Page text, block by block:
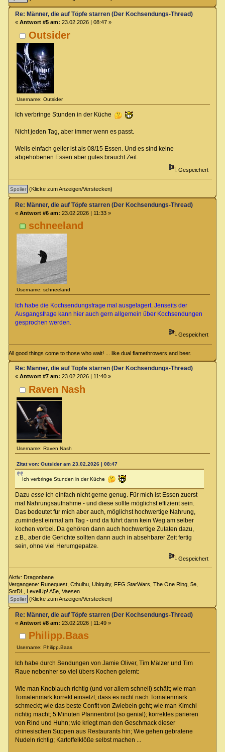
Outsider
Username: Outsider
Re: Männer, die auf Töpfe starren (Der Kochsendungs-Thread)
« Antwort #5 am: 23.02.2026 | 08:47 »
Ich verbringe Stunden in der Küche
Nicht jeden Tag, aber immer wenn es passt.
Weils einfach geiler ist als 08/15 Essen. Und es sind keine
abgehobenen Essen aber gutes braucht Zeit.
Gespeichert
(Klicke zum Anzeigen/Verstecken)
schneeland
Username: schneeland
Re: Männer, die auf Töpfe starren (Der Kochsendungs-Thread)
« Antwort #6 am: 23.02.2026 | 11:33 »
Ich habe die Kochsendungsfrage mal ausgelagert. Jenseits der
Ausgangsfrage kann hier auch gern allgemein über Kochsendungen
gesprochen werden.
Gespeichert
All good things come to those who wait! ... like dual flamethrowers and beer.
Raven Nash
Username: Raven Nash
Re: Männer, die auf Töpfe starren (Der Kochsendungs-Thread)
« Antwort #7 am: 23.02.2026 | 11:40 »
Zitat von: Outsider am 23.02.2026 | 08:47
Ich verbringe Stunden in der Küche
Dazu esse ich einfach nicht gerne genug. Für mich ist Essen zuerst
mal Nahrungsaufnahme - und diese sollte möglichst effizient sein.
Das bedeutet für mich aber auch, möglichst hochwertige Nahrung,
zumindest einmal am Tag - und da führt dann kein Weg am selber
kochen vorbei. Da gehören dann auch hochwertige Zutaten dazu,
z.B., aber die Gerichte sollten dann auch in absehbarer Zeit fertig
sein, ohne viel Herumgepatze.
Gespeichert
Aktiv: Dragonbane
Vergangene: Runequest, Cthulhu, Ubiquity, FFG StarWars, The One Ring, 5e,
SotDL, LevelUp! A5e, Vaesen
(Klicke zum Anzeigen/Verstecken)
Philipp.Baas
Username: Philipp.Baas
Re: Männer, die auf Töpfe starren (Der Kochsendungs-Thread)
« Antwort #8 am: 23.02.2026 | 11:49 »
Ich habe durch Sendungen von Jamie Oliver, Tim Mälzer und Tim
Raue nebenher so viel übers Kochen gelernt:
Wie man Knoblauch richtig (und vor allem schnell) schält; wie man
Tomatenmark korrekt einsetzt, dass es nicht nach Tomatenmark
schmeckt; wie das beste Confit von Zwiebeln geht; wie man Kimchi
richtig macht; 5 Minuten Pfannenbrot (so genial); korrektes parieren
von Rind und Huhn; wie kriegt man den Geschmack dieser
chinesischen Suppen aus Restaurants hin; Wie gehen gebratene
Nudeln richtig; Kartoffelklöße selbst machen ...